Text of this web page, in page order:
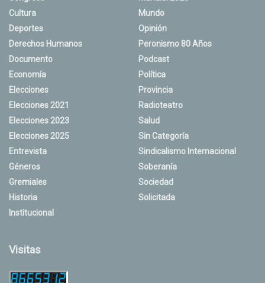
Cultura
Deportes
Derechos Humanos
Documento
Economía
Elecciones
Elecciones 2021
Elecciones 2023
Elecciones 2025
Entrevista
Géneros
Gremiales
Historia
Institucional
Mundo
Opinión
Peronismo 80 Años
Podcast
Política
Provincia
Radioteatro
Salud
Sin Categoría
Sindicalismo Internacional
Soberanía
Sociedad
Solicitada
Visitas